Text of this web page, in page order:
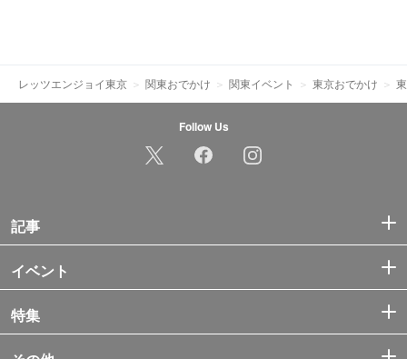
レッツエンジョイ東京 関東おでかけ 関東イベント 東京おでかけ
Follow Us
記事
イベント
特集